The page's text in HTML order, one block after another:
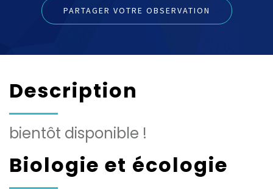
PARTAGER VOTRE OBSERVATION
Description
bientôt disponible !
Biologie et écologie